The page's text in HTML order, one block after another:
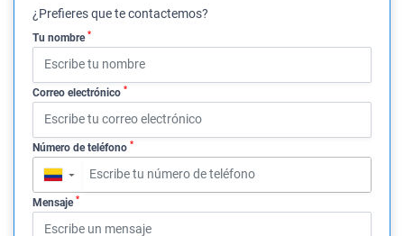
¿Prefieres que te contactemos?
Tu nombre *
Correo electrónico *
Número de teléfono *
▼
Mensaje *